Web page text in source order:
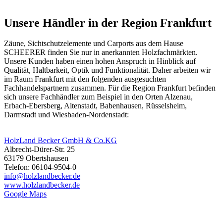
Unsere Händler in der Region Frankfurt
Zäune, Sichtschutzelemente und Carports aus dem Hause
SCHEERER finden Sie nur in anerkannten Holzfachmärkten.
Unsere Kunden haben einen hohen Anspruch in Hinblick auf
Qualität, Haltbarkeit, Optik und Funktionalität. Daher arbeiten wir
im Raum Frankfurt mit den folgenden ausgesuchten
Fachhandelspartnern zusammen. Für die Region Frankfurt befinden
sich unsere Fachhändler zum Beispiel in den Orten Alzenau,
Erbach-Ebersberg, Altenstadt, Babenhausen, Rüsselsheim,
Darmstadt und Wiesbaden-Nordenstadt:
HolzLand Becker GmbH & Co.KG
Albrecht-Dürer-Str. 25
63179 Obertshausen
Telefon: 06104-9504-0
info@holzlandbecker.de
www.holzlandbecker.de
Google Maps